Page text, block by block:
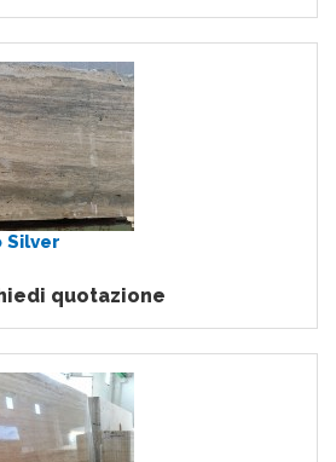
Silver
quotazione